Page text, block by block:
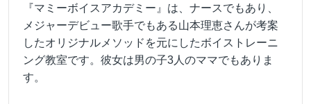
『マミーボイスアカデミー』は、ナースでもあり、
メジャーデビュー歌手でもある山本理恵さんが考案
したオリジナルメソッドを元にしたボイストレーニ
ング教室です。彼女は男の子3人のママでもありま
す。